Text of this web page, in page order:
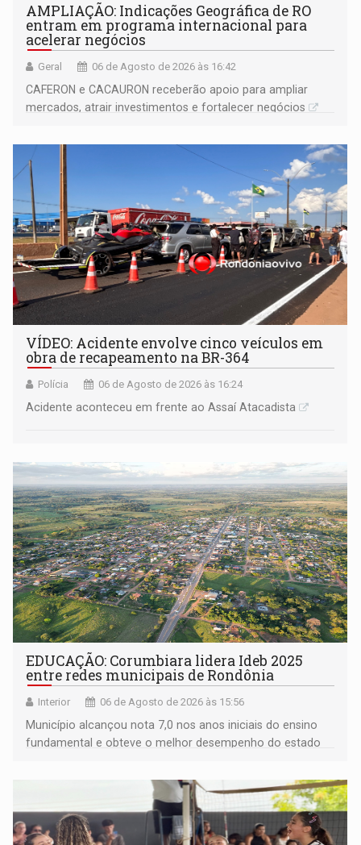
AMPLIAÇÃO: Indicações Geográfica de RO
entram em programa internacional para
acelerar negócios
Geral 06 de Agosto de 2026 às 16:42
CAFERON e CACAURON receberão apoio para ampliar
mercados, atrair investimentos e fortalecer negócios
VÍDEO: Acidente envolve cinco veículos em
obra de recapeamento na BR-364
Polícia 06 de Agosto de 2026 às 16:24
Acidente aconteceu em frente ao Assaí Atacadista
EDUCAÇÃO: Corumbiara lidera Ideb 2025
entre redes municipais de Rondônia
Interior 06 de Agosto de 2026 às 15:56
Município alcançou nota 7,0 nos anos iniciais do ensino
fundamental e obteve o melhor desempenho do estado